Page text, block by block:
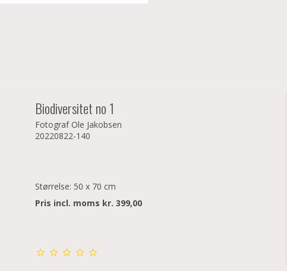
Biodiversitet no 1
Fotograf Ole Jakobsen
20220822-140
Størrelse: 50 x 70 cm
Pris incl. moms kr. 399,00